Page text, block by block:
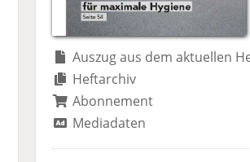
Auszug aus dem aktuellen
Heftarchiv
Abonnement
Mediadaten